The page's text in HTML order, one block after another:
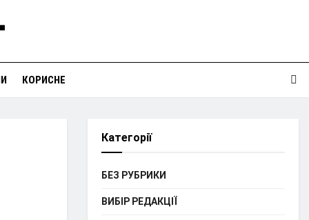
КОРИСНЕ
Категорії
БЕЗ РУБРИКИ
ВИБІР РЕДАКЦІЇ